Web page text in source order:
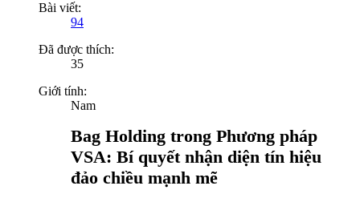
Bài viết:
94
Đã được thích:
35
Giới tính:
Nam
Bag Holding trong Phương pháp
VSA: Bí quyết nhận diện tín hiệu
đảo chiều mạnh mẽ